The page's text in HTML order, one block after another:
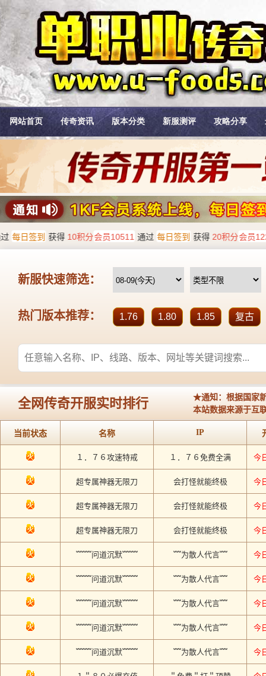
网站首页 传奇资讯 版本分类 新服测评 攻略分享